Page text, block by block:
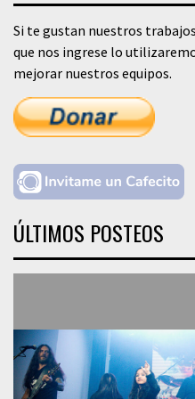
Si te gustan nuestros
que nos ingrese lo
mejorar nuestros equipos.
ÚLTIMOS POSTEOS